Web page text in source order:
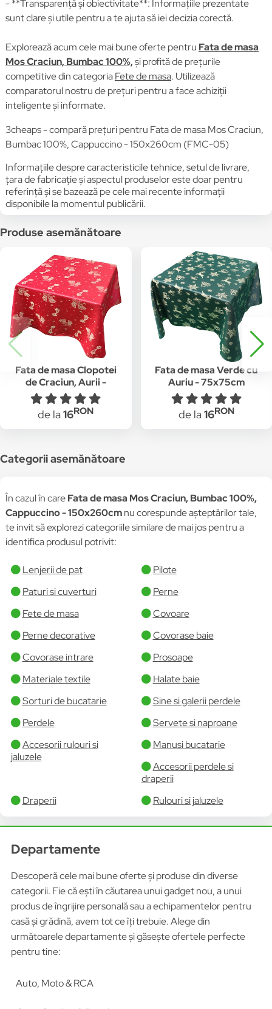
- **Transparență și obiectivitate**: Informațiile prezentate
sunt clare și utile pentru a te ajuta să iei decizia corectă.
Explorează acum cele mai bune oferte pentru Fata de masa
Mos Craciun, Bumbac 100%,și profită de prețurile
competitive din categoriaFete de masa. Utilizează
comparatorul nostru de prețuri pentru a face achiziții
inteligente și informate.
3cheaps - compară prețuri pentru Fata de masa Mos Craciun,
Bumbac 100%, Cappuccino - 150x260cm (FMC-05)
Informațiile despre caracteristicile tehnice, setul de livrare,
țara de fabricație și aspectul produselor este doar pentru
referință și se bazează pe cele mai recente informații
disponibile la momentul publicării.
Produse asemănătoare
Fata de masa Clopotei
de Craciun, Aurii -
75x75cm
de la16RON
Fata de masa Verde cu
Auriu - 75x75cm
de la16RON
Categorii asemănătoare
În cazul în careFata de masa Mos Craciun, Bumbac 100%,
Cappuccino - 150x260cmnu corespunde așteptărilor tale,
te invit să explorezi categoriile similare de mai jos pentru a
identifica produsul potrivit:
Lenjerii de pat
Pilote
Paturi si cuverturi
Perne
Fete de masa
Covoare
Perne decorative
Covorase baie
Covorase intrare
Prosoape
Materiale textile
Halate baie
Sorturi de bucatarie
Sine si galerii perdele
Perdele
Servete si naproane
Accesorii rulouri si
jaluzele
Manusi bucatarie
Accesorii perdele si
draperii
Draperii
Rulouri si jaluzele
Departamente
Descoperă cele mai bune oferte și produse din diverse
categorii. Fie că ești în căutarea unui gadget nou, a unui
produs de îngrijire personală sau a echipamentelor pentru
casă și grădină, avem tot ce îți trebuie. Alege din
următoarele departamente și găsește ofertele perfecte
pentru tine:
Auto, Moto & RCA